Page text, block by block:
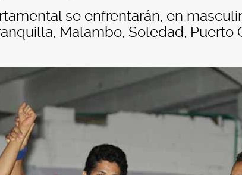
se enfrentarán, en
Malambo, Soledad, Puerto